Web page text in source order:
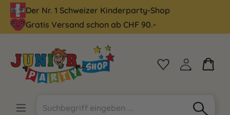
springen
Der Nr. 1 Schweizer Kinderparty-Shop
Gratis Versand schon ab CHF 90.-